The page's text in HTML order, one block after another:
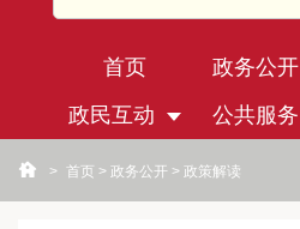
首页 政务公开
政民互动
公共服务
> 首页 > 政务公开 > 政策解读